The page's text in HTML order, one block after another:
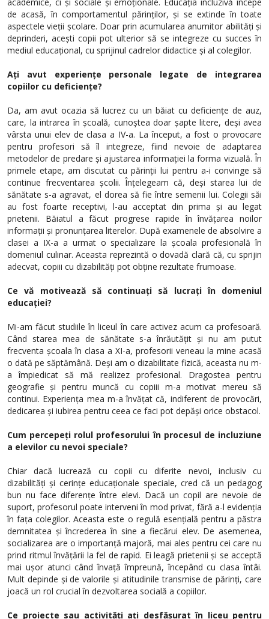
de acasă, în comportamentul părinților, și se extinde în toate
aspectele vieții școlare. Doar prin acumularea anumitor abilități și
deprinderi, acești copii pot ulterior să se integreze cu succes în
mediul educațional, cu sprijinul cadrelor didactice și al colegilor.
Ați avut experiențe personale legate de integrarea
copiilor cu deficiențe?
Da, am avut ocazia să lucrez cu un băiat cu deficiențe de auz,
care, la intrarea în școală, cunoștea doar șapte litere, deși avea
vârsta unui elev de clasa a IV-a. La început, a fost o provocare
pentru profesori să îl integreze, fiind nevoie de adaptarea
metodelor de predare și ajustarea informației la forma vizuală. În
primele etape, am discutat cu părinții lui pentru a-i convinge să
continue frecventarea școlii. Înțelegeam că, deși starea lui de
sănătate s-a agravat, el dorea să fie între semenii lui. Colegii săi
au fost foarte receptivi, l-au acceptat din prima și au legat
prietenii. Băiatul a făcut progrese rapide în învățarea noilor
informații și pronunțarea literelor. După examenele de absolvire a
clasei a IX-a a urmat o specializare la școala profesională în
domeniul culinar. Aceasta reprezintă o dovadă clară că, cu sprijin
adecvat, copiii cu dizabilități pot obține rezultate frumoase.
Ce vă motivează să continuați să lucrați în domeniul
educației?
Mi-am făcut studiile în liceul în care activez acum ca profesoară.
Când starea mea de sănătate s-a înrăutățit și nu am putut
frecventa școala în clasa a XI-a, profesorii veneau la mine acasă
o dată pe săptămână. Deși am o dizabilitate fizică, aceasta nu m-
a împiedicat să mă realizez profesional. Dragostea pentru
geografie și pentru muncă cu copiii m-a motivat mereu să
continui. Experiența mea m-a învățat că, indiferent de provocări,
dedicarea și iubirea pentru ceea ce faci pot depăși orice obstacol.
Cum percepeți rolul profesorului în procesul de incluziune
a elevilor cu nevoi speciale?
Chiar dacă lucrează cu copii cu diferite nevoi, inclusiv cu
dizabilități și cerințe educaționale speciale, cred că un pedagog
bun nu face diferențe între elevi. Dacă un copil are nevoie de
suport, profesorul poate interveni în mod privat, fără a-l evidenția
în fața colegilor. Aceasta este o regulă esențială pentru a păstra
demnitatea și încrederea în sine a fiecărui elev. De asemenea,
socializarea are o importanță majoră, mai ales pentru cei care nu
prind ritmul învățării la fel de rapid. Ei leagă prietenii și se acceptă
mai ușor atunci când învață împreună, începând cu clasa întâi.
Mult depinde și de valorile și atitudinile transmise de părinți, care
joacă un rol crucial în dezvoltarea socială a copiilor.
Ce proiecte sau activități ați desfășurat în liceu pentru